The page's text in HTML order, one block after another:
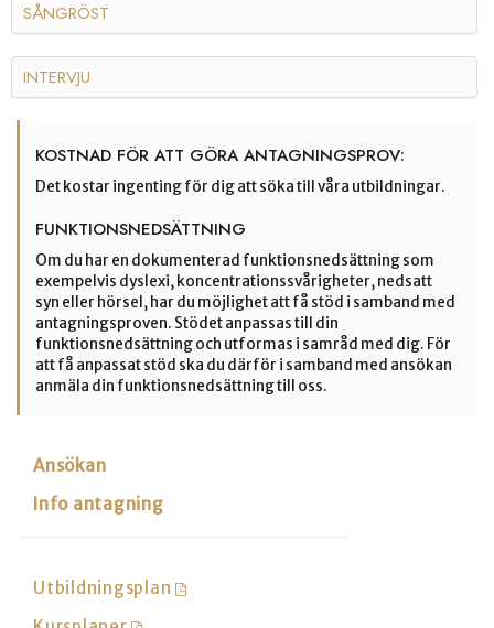
SÅNGRÖST
INTERVJU
KOSTNAD FÖR ATT GÖRA ANTAGNINGSPROV:
Det kostar ingenting för dig att söka till våra utbildningar.
FUNKTIONSNEDSÄTTNING
Om du har en dokumenterad funktionsnedsättning som
exempelvis dyslexi, koncentrationssvårigheter, nedsatt
syn eller hörsel, har du möjlighet att få stöd i samband med
antagningsproven. Stödet anpassas till din
funktionsnedsättning och utformas i samråd med dig. För
att få anpassat stöd ska du därför i samband med ansökan
anmäla din funktionsnedsättning till oss.
Ansökan
Info antagning
Utbildningsplan